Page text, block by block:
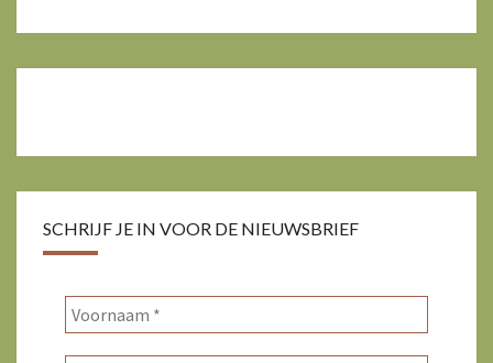
SCHRIJF JE IN VOOR DE NIEUWSBRIEF